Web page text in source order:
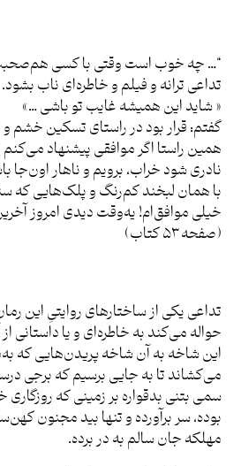
“… چه خوب است وقتی با کسی
تداعی ترانه و فیلم و خاطره‌ای ناب بشود.
« شاید این همیشه غایب تو باشی …»
گفتم: قرار بود در راستای تسکین خشم
همین راستا اگر موافقی پیشنهاد
نادری شود خراب، برویم و ناهار اون‌جا
با همان لبخند کم‌رنگ و پلک‌هایی
خیلی موافق‌ام! یه‌وقت دیدی امروز آخرین
(صفحه ۵۳ کتاب)
تداعی یکی از ساختارهای روایتیِ این
حواله می‌کند به خاطره‌ای و یا داستانی
این شاخه به آن شاخه پریدن‌هایی که
می‌کشاند تا به جایی برسیم که برجی
سمی بتنی بدقواره بر زمینی که روزگاری
بوده، سر برآورده و تنها بید مجنون
مهلکه جان سالم به در برده.